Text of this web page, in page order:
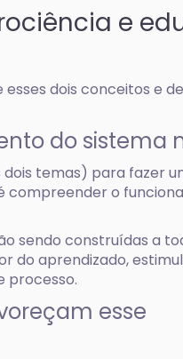
e
dois conceitos e
do sistema
temas) para fazer
compreender o
sendo construídas a
do aprendizado,
processo.
esse